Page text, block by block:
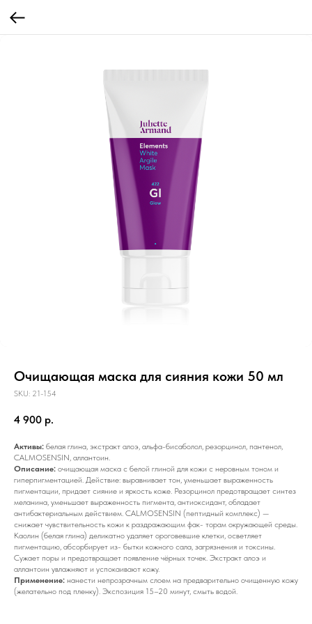
Очищающая маска для сияния кожи 50 мл
SKU: 21-154
4 900 р.
Активы: белая глина, экстракт алоэ, альфа-бисаболол, резорцинол, пантенол,
CALMOSENSIN, аллантоин.
Описание: очищающая маска с белой глиной для кожи с неровным тоном и
гиперпигментацией. Действие: выравнивает тон, уменьшает выраженность
пигментации, придает сияние и яркость коже. Резорцинол предотвращает синтез
меланина, уменьшает выраженность пигмента, антиоксидант, обладает
антибактериальным действием. CALMOSENSIN (пептидный комплекс) —
снижает чувствительность кожи к раздражающим фак- торам окружающей среды.
Каолин (белая глина) деликатно удаляет ороговевшие клетки, осветляет
пигментацию, абсорбирует из- бытки кожного сала, загрязнения и токсины.
Сужает поры и предотвращает появление чёрных точек. Экстракт алоэ и
аллантоин увлажняют и успокаивают кожу.
Применение: нанести непрозрачным слоем на предварительно очищенную кожу
(желательно под пленку). Экспозиция 15–20 минут, смыть водой.